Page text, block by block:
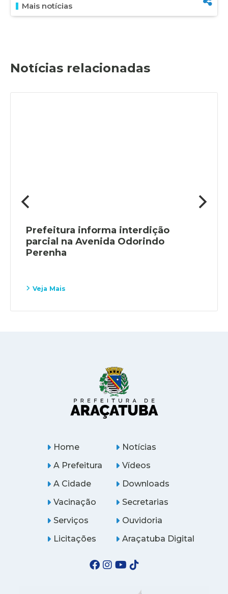
Mais notícias
Notícias relacionadas
Prefeitura informa interdição
parcial na Avenida Odorindo
Perenha
Veja Mais
Home
A Prefeitura
A Cidade
Notícias
Vídeos
Downloads
Vacinação
Serviços
Licitações
Secretarias
Ouvidoria
Araçatuba Digital